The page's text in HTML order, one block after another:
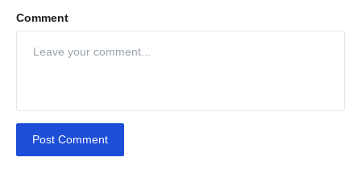
Comment
Post Comment